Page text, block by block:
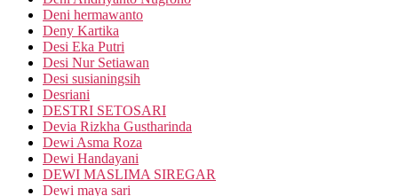
Deni hermawanto
Deny Kartika
Desi Eka Putri
Desi Nur Setiawan
Desi susianingsih
Desriani
DESTRI SETOSARI
Devia Rizkha Gustharinda
Dewi Asma Roza
Dewi Handayani
DEWI MASLIMA SIREGAR
Dewi maya sari